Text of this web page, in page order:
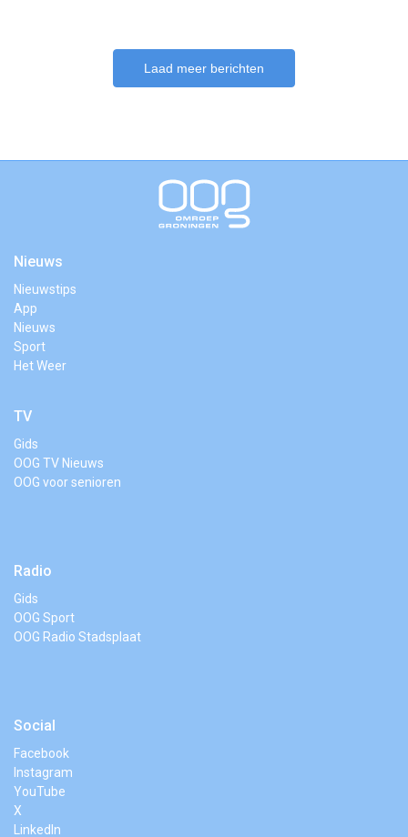
Laad meer berichten
Nieuws
Nieuwstips
App
Nieuws
Sport
Het Weer
TV
Gids
OOG TV Nieuws
OOG voor senioren
Radio
Gids
OOG Sport
OOG Radio Stadsplaat
Social
Facebook
Instagram
YouTube
X
LinkedIn